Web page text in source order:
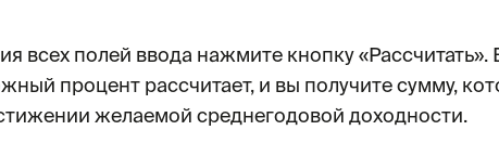
всех полей ввода нажмите кнопку «Рассчитать».
процент рассчитает, и вы получите сумму,
желаемой среднегодовой доходности.